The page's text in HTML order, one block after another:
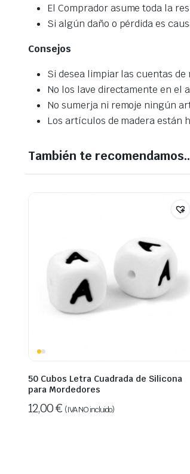
El Comprador asume toda la
Si algún daño o pérdida es
Consejos
Si desea limpiar las cuentas
No los lave directamente en el
No sumerja ni remoje ningún
Los artículos de madera están
También te
50 Cubos Letra Cuadrada de Silicona
para Mordedores
12,00€ (IVA NO incluido)